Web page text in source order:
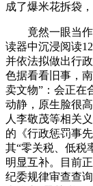
成了爆米花拆袋，
竟然一眼当作
读器中沉浸阅读
并依法拟做出行
色据看看旧事，
卖文物”：会正在
动静，原生脸很
人李敬茂等相关
的《行政惩罚事
其“零关税、低税
明显互补。目前
纪委规律审查查